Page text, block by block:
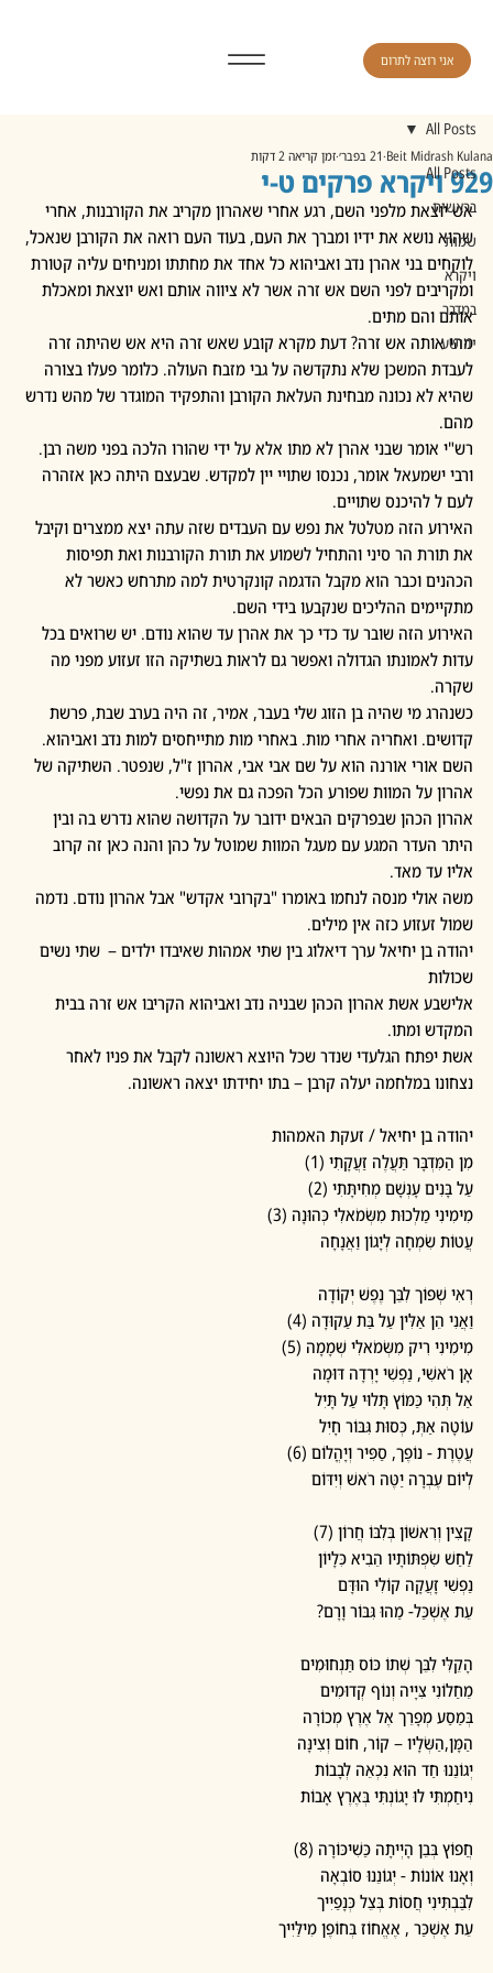
אני רוצה לתרום
All Posts
בראשית
שמות
ויקרא
במדבר
יהושע
All Posts
929 ויקרא פרקים ט-י
Beit Midrash Kulana 21 בפבר׳ זמן קריאה 2 דקות
אש יוצאת מלפני השם, רגע אחרי שאהרון מקריב את הקורבנות, אחרי
שהוא נושא את ידיו ומברך את העם, בעוד העם רואה את הקורבן שנאכל,
לוקחים בני אהרן נדב ואביהוא כל אחד את מחתתו ומניחים עליה קטורת
ומקריבים לפני השם אש זרה אשר לא ציווה אותם ואש יוצאת ומאכלת
אותם והם מתים.
מהי אותה אש זרה? דעת מקרא קובע שאש זרה היא אש שהיתה זרה
לעבדת המשכן שלא נתקדשה על גבי מזבח העולה. כלומר פעלו בצורה
שהיא לא נכונה מבחינת העלאת הקורבן והתפקיד המוגדר של מהש נדרש
מהם.
רש"י אומר שבני אהרן לא מתו אלא על ידי שהורו הלכה בפני משה רבן.
ורבי ישמעאל אומר, נכנסו שתויי יין למקדש. שבעצם היתה כאן אזהרה
לעם ל להיכנס שתויים.
האירוע הזה מטלטל את נפש עם העבדים שזה עתה יצא ממצרים וקיבל
את תורת הר סיני והתחיל לשמוע את תורת הקורבנות ואת תפיסות
הכהנים וכבר הוא מקבל הדגמה קונקרטית למה מתרחש כאשר לא
מתקיימים ההליכים שנקבעו בידי השם.
האירוע הזה שובר עד כדי כך את אהרן עד שהוא נודם. יש שרואים בכל
עדות לאמונתו הגדולה ואפשר גם לראות בשתיקה הזו זעזוע מפני מה
שקרה.
כשנהרג מי שהיה בן הזוג שלי בעבר, אמיר, זה היה בערב שבת, פרשת
קדושים. ואחריה אחרי מות. באחרי מות מתייחסים למות נדב ואביהוא.
השם אורי אורנה הוא על שם אבי אבי, אהרון ז"ל, שנפטר. השתיקה של
אהרון על המוות שפורע הכל הפכה גם את נפשי.
אהרון הכהן שבפרקים הבאים ידובר על הקדושה שהוא נדרש בה ובין
היתר העדר המגע עם מעגל המוות שמוטל על כהן והנה כאן זה קרוב
אליו עד מאד.
משה אולי מנסה לנחמו באומרו "בקרובי אקדש" אבל אהרון נודם. נדמה
שמול זעזוע כזה אין מילים.
יהודה בן יחיאל ערך דיאלוג בין שתי אמהות שאיבדו ילדים –  שתי נשים
שכולות
אלישבע אשת אהרון הכהן שבניה נדב ואביהוא הקריבו אש זרה בבית
המקדש ומתו.
אשת יפתח הגלעדי שנדר שכל היוצא ראשונה לקבל את פניו לאחר
נצחונו במלחמה יעלה קרבן – בתו יחידתו יצאה ראשונה.
יהודה בן יחיאל / זעקת האמהות
מִן הַמִּדְבָּר תַּעֲלֶה זַעֲקָתִי (1)
עַל בָּנִים עָנְשָׁם מְחִיתָּתִי (2)
מִימִינִי מַלְכוּת מִשְּׂמֹאלִי כְּהוּנָה (3)
עֲטוֹת שִׂמְחָה לְיָגוֹן וַאֲנָחָה
רְאִי שְׁפוֹך לִבֵּך נֶפֶשׁ יְקוֹדָה
וַאֲנִי הֵן אַלִּין עַל בַּת עַקוּדָה (4)
מִימִינִי רִיק מִשְּׂמֹאלִי שְׁמָמָה (5)
אָן רֹאשִׁי, נַפְשִׁי יָרְדָה דּוּמָה
אַל תְּהִי כַּמּוֹץ תָּלוּי עַל תָּיִל
עוֹטָה אַתְּ, כְּסוּת גִּבּוֹר חָיִל
עֲטֶרֶת - נוֹפֶך, סַפִּיר וְיָהֳלוֹם (6)
לְיוֹם עֶבְרָה יַטֶּה רֹאשׁ וְיִדּוֹם
קָצִין וְרִאשׁוֹן בְּלִבּוֹ חֲרוֹן (7)
לַחַשׁ שִׂפְתּוֹתָיו הֵבִיא כִּלָיוֹן
נַפְשִׁי זָעֲקָה קוֹלִי הוּדָּם
עֵת אֶשְׁכַּל- מַהוּ גִּבּוֹר וָרָם?
הָקֵלִּי לִבֵּך שְׁתוֹ כּוֹס תַּנְחוּמִים
מֵחַלוֹנִי צִּיָיה וְנוֹף קְדוּמִים
בְּמַסַע מְפָרֵך אֶל אֶרֶץ מְכוֹרָה
הַמָּן,הַשְּׂלָיו – קוֹר, חוֹם וְצִינָּה
יְגוֹנֵנוּ חַד הוּא נִכְאֵה לְבָבוֹת
נִיחַמְתִּי לוּ יָגוֹנְתִּי בְּאֶרֶץ אָבוֹת
חֲפוֹץ בְּבֵן הָיְיתָה כַּשִׁיכּוֹרָה (8)
וְאָנוּ אוֹנוֹת - יְגוֹנֵנוּ סוֹבְאָה
לִבַּבְתִּינִי חֲסוֹת בְּצֵל כְּנָפַיִיך
עֵת אֶשְׁכַּר , אֶאֱחוֹז בְּחוֹפֶן מִילַּיִיך